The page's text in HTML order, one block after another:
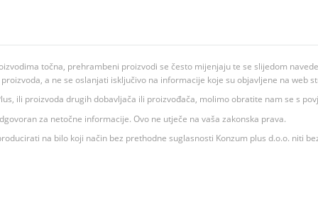
točna, prehrambeni proizvodi se često mijenjaju te se slijedom
a ne se oslanjati isključivo na informacije koje su objavljene na web
ili proizvoda drugih dobavljača ili proizvođača, molimo obratite nam se s
za netočne informacije. Ovo ne utječe na vaša zakonska prava.
na bilo koji način bez prethodne suglasnosti Konzum plus d.o.o. niti